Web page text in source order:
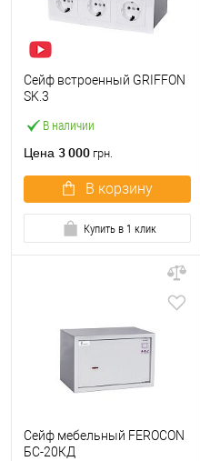
В наличии
Сейф встроенный GRIFFON
SK.3
Цена 3 000 грн.
В корзину
Купить в 1 клик
Сейф мебельный FEROCON
БС-20КД